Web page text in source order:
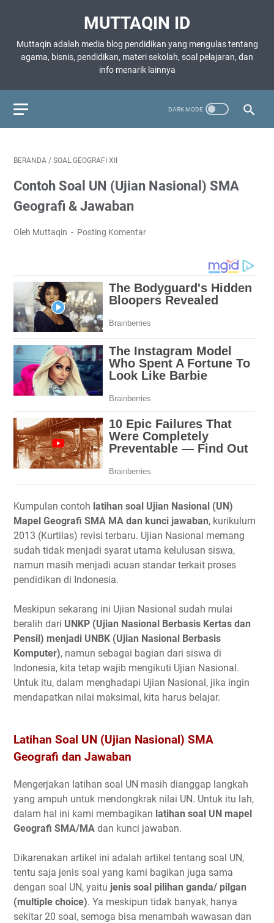
MUTTAQIN ID
Muttaqin adalah media blog pendidikan yang mengulas tentang
agama, bisnis, pendidikan, materi sekolah, soal pelajaran, dan
info menarik lainnya
BERANDA / SOAL GEOGRAFI XII
Contoh Soal UN (Ujian Nasional) SMA
Geografi & Jawaban
Oleh Muttaqin Posting Komentar
Kumpulan contoh latihan soal Ujian Nasional (UN)
Mapel Geografi SMA MA dan kunci jawaban, kurikulum
2013 (Kurtilas) revisi terbaru. Ujian Nasional memang
sudah tidak menjadi syarat utama kelulusan siswa,
namun masih menjadi acuan standar terkait proses
pendidikan di Indonesia.
Meskipun sekarang ini Ujian Nasional sudah mulai
beralih dari UNKP (Ujian Nasional Berbasis Kertas dan
Pensil) menjadi UNBK (Ujian Nasional Berbasis
Komputer), namun sebagai bagian dari siswa di
Indonesia, kita tetap wajib mengikuti Ujian Nasional.
Untuk itu, dalam menghadapi Ujian Nasional, jika ingin
mendapatkan nilai maksimal, kita harus belajar.
Latihan Soal UN (Ujian Nasional) SMA
Geografi dan Jawaban
Mengerjakan latihan soal UN masih dianggap langkah
yang ampuh untuk mendongkrak nilai UN. Untuk itu lah,
dalam hal ini kami membagikan latihan soal UN mapel
Geografi SMA/MA dan kunci jawaban.
Dikarenakan artikel ini adalah artikel tentang soal UN,
tentu saja jenis soal yang kami bagikan juga sama
dengan soal UN, yaitu jenis soal pilihan ganda/ pilgan
(multiple choice). Ya meskipun tidak banyak, hanya
sekitar 20 soal, semoga bisa menambah wawasan dan